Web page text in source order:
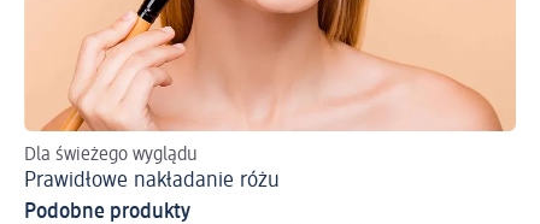
Dla świeżego wyglądu
Prawidłowe nakładanie różu
Podobne produkty